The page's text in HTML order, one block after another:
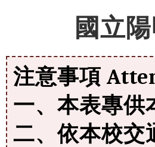
國立
注意事項
一、本表專供
二、依本校交